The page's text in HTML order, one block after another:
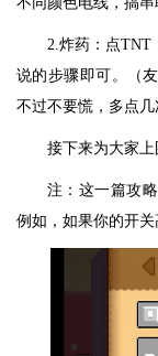
2.炸药：点TNT
说的步骤即可。（
不过不要慌，多点几
接下来为大家上
注：这一篇攻
例如，如果你的开关